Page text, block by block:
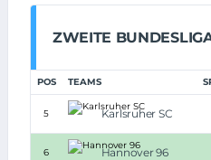
ZWEITE
POS TEAMS
5 Karlsruher SC
6 Hannover 96